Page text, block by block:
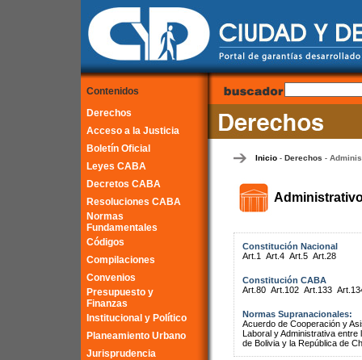
Contenidos
Derechos
Acceso a la Justicia
Boletín Oficial
Leyes CABA
Decretos CABA
Resoluciones CABA
Normas
Fundamentales
Códigos
Compilaciones
Convenios
Presupuesto y
Finanzas
Institucional y Político
Planeamiento Urbano
Jurisprudencia
Inicio- Derechos -
Constitución Nacional
Art.1
Art.4 Art.5 Art.28
Constitución CABA
Art.80 Art.102 Art.133
Normas Supranacionales:
Acuerdo de Cooperación y
Laboral y Administrativa
de Bolivia y la República de